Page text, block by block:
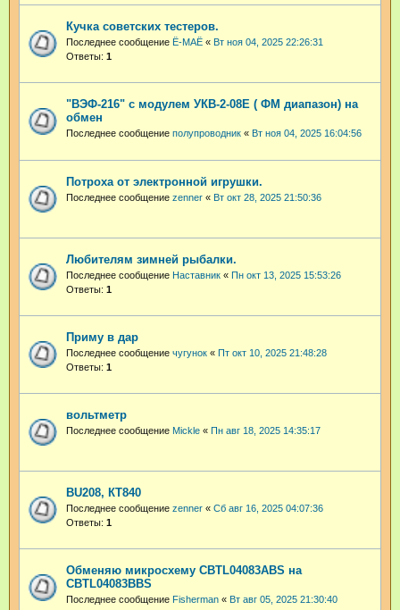
Кучка советских тестеров.
Последнее сообщение Ё-МАЁ « Вт ноя 04, 2025 22:26:31
Ответы: 1
"ВЭФ-216" с модулем УКВ-2-08Е ( ФМ диапазон) на
обмен
Последнее сообщение полупроводник « Вт ноя 04, 2025 16:04:56
Потроха от электронной игрушки.
Последнее сообщение zenner « Вт окт 28, 2025 21:50:36
Любителям зимней рыбалки.
Последнее сообщение Наставник « Пн окт 13, 2025 15:53:26
Ответы: 1
Приму в дар
Последнее сообщение чугунок « Пт окт 10, 2025 21:48:28
Ответы: 1
вольтметр
Последнее сообщение Mickle « Пн авг 18, 2025 14:35:17
BU208, КТ840
Последнее сообщение zenner « Сб авг 16, 2025 04:07:36
Ответы: 1
Обменяю микросхему CBTL04083ABS на
CBTL04083BBS
Последнее сообщение Fisherman « Вт авг 05, 2025 21:30:40